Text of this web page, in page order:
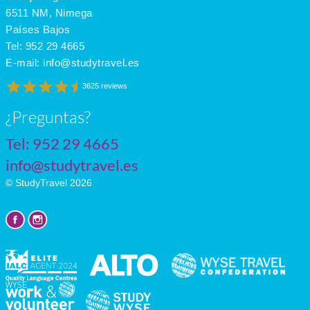
July
6511 NM, Nimega
Países Bajos
Tel: 952 29 4665
E-mail: info@studytravel.es
3625 reviews
¿Preguntas?
Tel: 952 29 4665
info@studytravel.es
© StudyTravel 2026